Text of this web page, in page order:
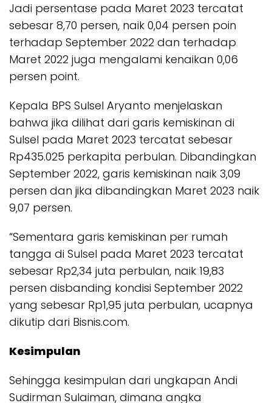
Jadi persentase pada Maret 2023 tercatat
sebesar 8,70 persen, naik 0,04 persen poin
terhadap September 2022 dan terhadap
Maret 2022 juga mengalami kenaikan 0,06
persen point.
Kepala BPS Sulsel Aryanto menjelaskan
bahwa jika dilihat dari garis kemiskinan di
Sulsel pada Maret 2023 tercatat sebesar
Rp435.025 perkapita perbulan. Dibandingkan
September 2022, garis kemiskinan naik 3,09
persen dan jika dibandingkan Maret 2023 naik
9,07 persen.
“Sementara garis kemiskinan per rumah
tangga di Sulsel pada Maret 2023 tercatat
sebesar Rp2,34 juta perbulan, naik 19,83
persen disbanding kondisi September 2022
yang sebesar Rp1,95 juta perbulan, ucapnya
dikutip dari Bisnis.com.
Kesimpulan
Sehingga kesimpulan dari ungkapan Andi
Sudirman Sulaiman, dimana angka